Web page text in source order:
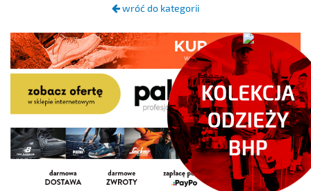
wróć do kategorii